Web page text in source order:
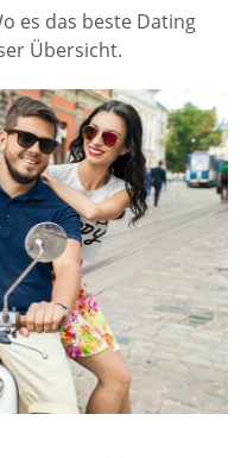
es das beste Dating
Übersicht.